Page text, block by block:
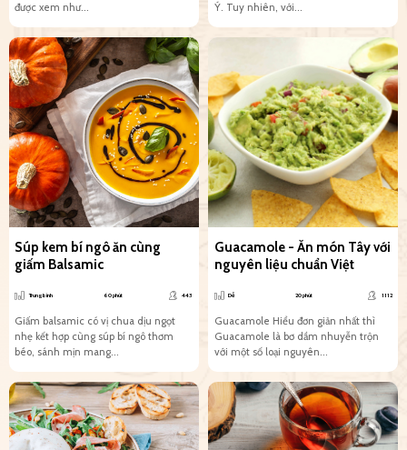
được xem như...
Ý. Tuy nhiên, với...
Súp kem bí ngô ăn cùng
giấm Balsamic
Trung bình 60 phút 443
Giấm balsamic có vị chua dịu ngọt
nhẹ kết hợp cùng súp bí ngô thơm
béo, sánh mịn mang...
Guacamole - Ăn món Tây với
nguyên liệu chuẩn Việt
Dễ 20 phút 1112
Guacamole Hiểu đơn giản nhất thì
Guacamole là bơ dầm nhuyễn trộn
với một số loại nguyên...